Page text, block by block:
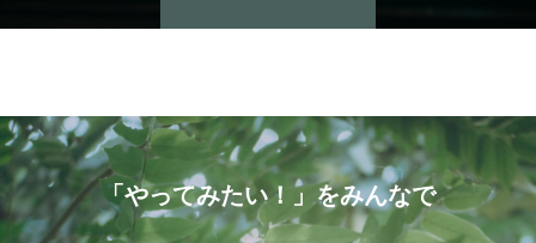
「やってみたい！」をみんなで